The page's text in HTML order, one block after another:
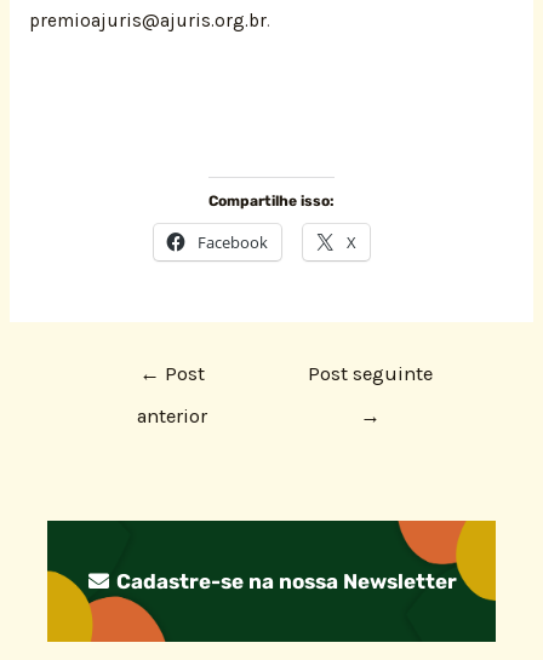
premioajuris@ajuris.org.br.
Compartilhe isso:
Facebook X
← Post
anterior
Post seguinte
→
Cadastre-se na nossa Newsletter